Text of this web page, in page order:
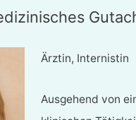
Ärztin, Internistin
Ausgehend von